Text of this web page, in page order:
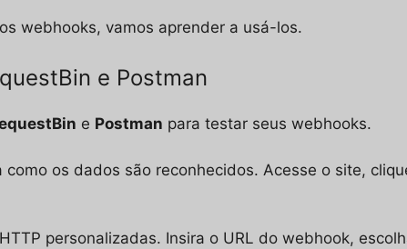
webhooks, vamos aprender a usá-los.
e Postman
e Postman para testar seus webhooks.
os dados são reconhecidos. Acesse o site,
personalizadas. Insira o URL do webhook,